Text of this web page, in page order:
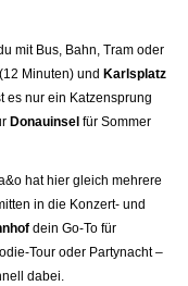
mit Bus, Bahn, Tram oder
(12 Minuten) und Karlsplatz
es nur ein Katzensprung
Donauinsel für Sommer
hat hier gleich mehrere
in die Konzert- und
dein Go-To für
Tour oder Partynacht –
dabei.